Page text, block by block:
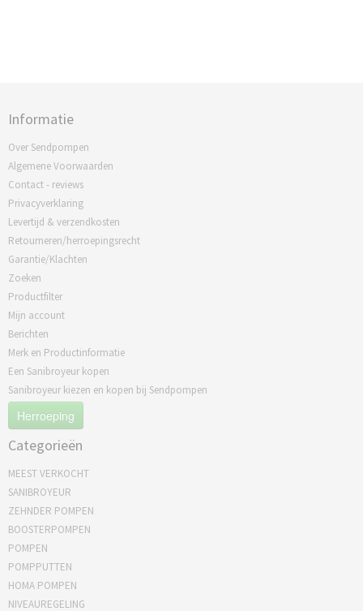
Informatie
Over Sendpompen
Algemene Voorwaarden
Contact - reviews
Privacyverklaring
Levertijd & verzendkosten
Retourneren/herroepingsrecht
Garantie/Klachten
Zoeken
Productfilter
Mijn account
Berichten
Merk en Productinformatie
Een Sanibroyeur kopen
Sanibroyeur kiezen en kopen bij Sendpompen
Herroeping
Categorieën
MEEST VERKOCHT
SANIBROYEUR
ZEHNDER POMPEN
BOOSTERPOMPEN
POMPEN
POMPPUTTEN
HOMA POMPEN
NIVEAUREGELING